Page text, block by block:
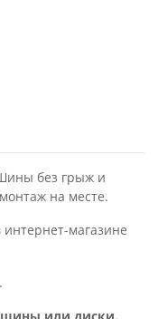
без грыж и
на месте.
интернет-магазине